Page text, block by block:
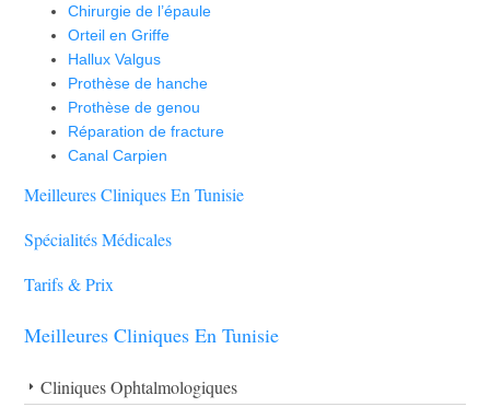
Chirurgie de l’épaule
Orteil en Griffe
Hallux Valgus
Prothèse de hanche
Prothèse de genou
Réparation de fracture
Canal Carpien
Meilleures Cliniques En Tunisie
Spécialités Médicales
Tarifs & Prix
Meilleures Cliniques En Tunisie
Cliniques Ophtalmologiques